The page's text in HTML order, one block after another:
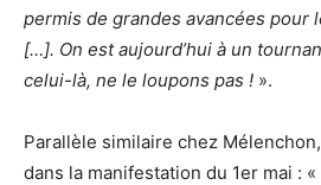
permis de grandes avancées pour
[…]. On est aujourd’hui à un
celui-là, ne le loupons pas ! ».
Parallèle similaire chez
dans la manifestation du 1er mai : «